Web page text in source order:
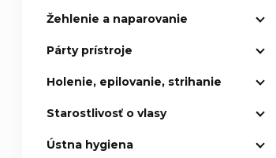
Žehlenie a naparovanie
Párty prístroje
Holenie, epilovanie, strihanie
Starostlivosť o vlasy
Ústna hygiena